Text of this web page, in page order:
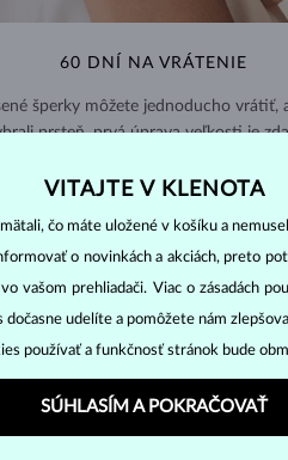
60 DNÍ NA VRÁTENIE
šperky môžete jednoducho vrátiť,
prsteň, prvá úprava veľkosti je
VRÁTENIE A VÝMENA >
RUBÍNOVÉ ŠPERKY
Jedná sa o korund, ktorý si
VITAJTE V KLENOTA
čo máte uložené v košíku a
o novinkách a akciách, preto
vašom prehliadači. Viac o zásadách
dočasne udelíte a pomôžete nám
používať a funkčnosť stránok bude
SÚHLASÍM A POKRAČOVAŤ